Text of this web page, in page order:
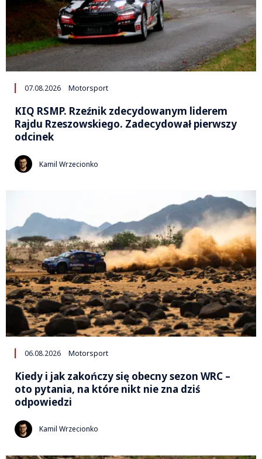
07.08.2026 Motorsport
KIQ RSMP. Rzeźnik zdecydowanym liderem
Rajdu Rzeszowskiego. Zadecydował pierwszy
odcinek
Kamil Wrzecionko
06.08.2026 Motorsport
Kiedy i jak zakończy się obecny sezon WRC –
oto pytania, na które nikt nie zna dziś
odpowiedzi
Kamil Wrzecionko